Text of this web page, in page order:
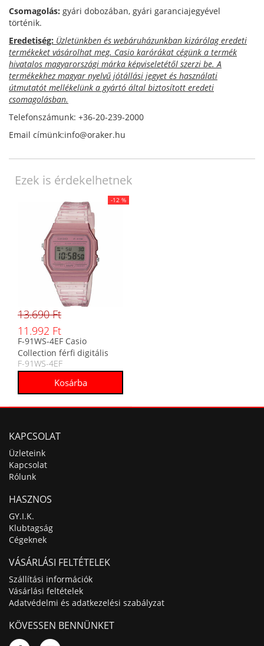
Csomagolás: gyári dobozában, gyári garanciajegyével
történik.
Eredetiség: Üzletünkben és webáruházunkban kizárólag eredeti
termékeket vásárolhat meg. Casio karórákat cégünk a termék
hivatalos magyarországi márka képviseletétől szerzi be. A
termékekhez magyar nyelvű jótállási jegyet és használati
útmutatót mellékelünk a gyártó által biztosított eredeti
csomagolásban.
Telefonszámunk: +36-20-239-2000
Email címünk:info@oraker.hu
Ezek is érdekelhetnek
-12 %
13.690 Ft
11.992 Ft
F-91WS-4EF Casio
Collection férfi digitális
karóra
F-91WS-4EF
KAPCSOLAT
Üzleteink
Kapcsolat
Rólunk
HASZNOS
GY.I.K.
Klubtagság
Cégeknek
VÁSÁRLÁSI FELTÉTELEK
Szállítási információk
Vásárlási feltételek
Adatvédelmi és adatkezelési szabályzat
KÖVESSEN BENNÜNKET